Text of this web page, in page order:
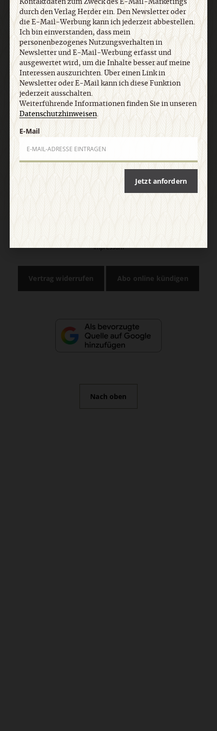
personenbezogenes Nutzungsverhalten in
Newsletter und E-Mail-Werbung erfasst und
ausgewertet wird, um die Inhalte besser auf meine
Interessen auszurichten. Über einen Link in
Newsletter oder E-Mail kann ich diese Funktion
jederzeit ausschalten. Weiterführende
Informationen finden Sie in unseren
Datenschutzhinweisen.
E-Mail
Jetzt anmelden
Impressum
Vertrag widerrufen Abo online kündigen
Nach oben
Kontaktdaten zum Zweck des E-Mail-Marketings
durch den Verlag Herder ein. Den Newsletter oder
die E-Mail-Werbung kann ich jederzeit abbestellen.
Ich bin einverstanden, dass mein
personenbezogenes Nutzungsverhalten in
Newsletter und E-Mail-Werbung erfasst und
ausgewertet wird, um die Inhalte besser auf meine
Interessen auszurichten. Über einen Link in
Newsletter oder E-Mail kann ich diese Funktion
jederzeit ausschalten.
Weiterführende Informationen finden Sie in unseren
Datenschutzhinweisen.
E-Mail
Jetzt anfordern